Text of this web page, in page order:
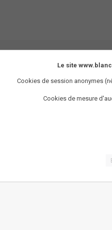
Le site
Cookies de session anonymes
Cookies de mesure